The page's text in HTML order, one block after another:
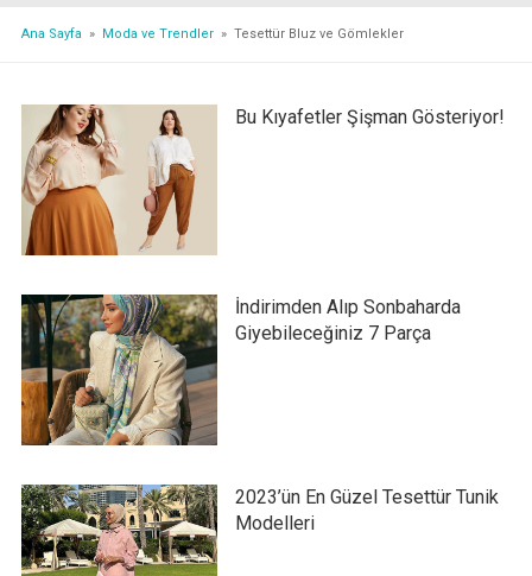
Ana Sayfa » Moda ve Trendler» Tesettür Bluz ve Gömlekler
Bu Kıyafetler Şişman Gösteriyor!
İndirimden Alıp Sonbaharda
Giyebileceğiniz 7 Parça
2023’ün En Güzel Tesettür Tunik
Modelleri